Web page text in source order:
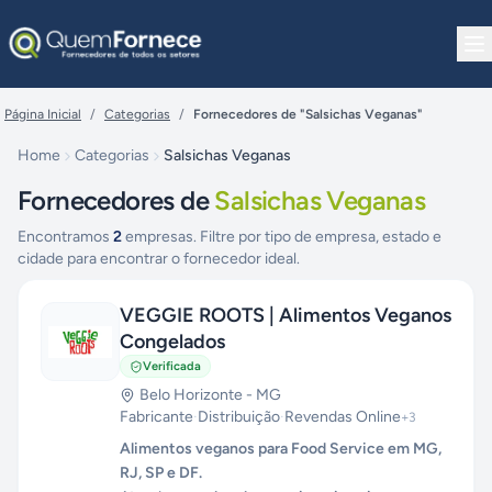
Página Inicial / Categorias / Fornecedores de "Salsichas Veganas"
Home Categorias Salsichas Veganas
Fornecedores deSalsichas Veganas
Encontramos 2empresas. Filtre por tipo de empresa, estado e
cidade para encontrar o fornecedor ideal.
VEGGIE ROOTS | Alimentos Veganos
Congelados
Verificada
Belo Horizonte - MG
Fabricante·Distribuição·Revendas Online+3
Alimentos veganos para Food Service em MG,
RJ, SP e DF.